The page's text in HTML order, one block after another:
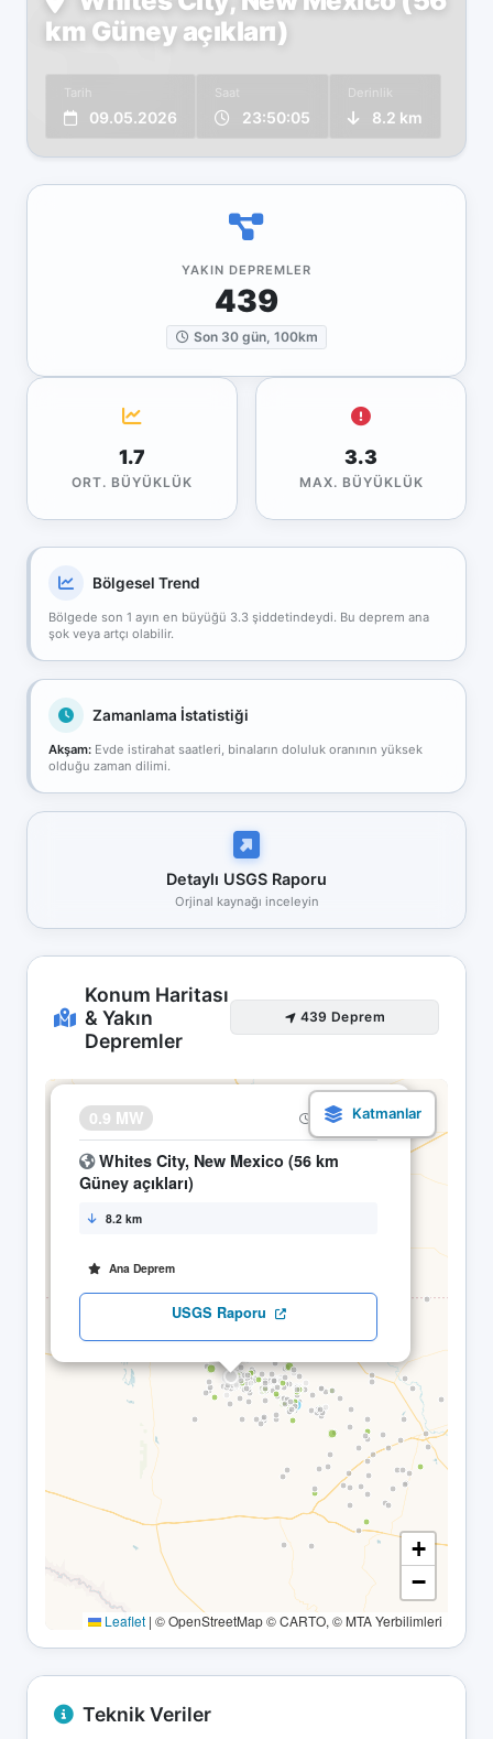
km Güney açıkları)
Tarih
09.05.2026
Saat
23:50:05
Derinlik
8.2 km
YAKIN DEPREMLER
439
Son 30 gün, 100km
1.7
ORT. BÜYÜKLÜK
3.3
MAX. BÜYÜKLÜK
Bölgesel Trend
Bölgede son 1 ayın en büyüğü 3.3 şiddetindeydi. Bu deprem ana
şok veya artçı olabilir.
Zamanlama İstatistiği
Akşam: Evde istirahat saatleri, binaların doluluk oranının yüksek
olduğu zaman dilimi.
Detaylı USGS Raporu
Orjinal kaynağı inceleyin
Konum Haritası
& Yakın
Depremler
439 Deprem
0.9 MW 09.05 23:50
Whites City, New Mexico (56 km
Güney açıkları)
8.2 km
Ana Deprem
USGS Raporu
×
+
−
Leaflet | © OpenStreetMap © CARTO, © MTA Yerbilimleri
Teknik Veriler